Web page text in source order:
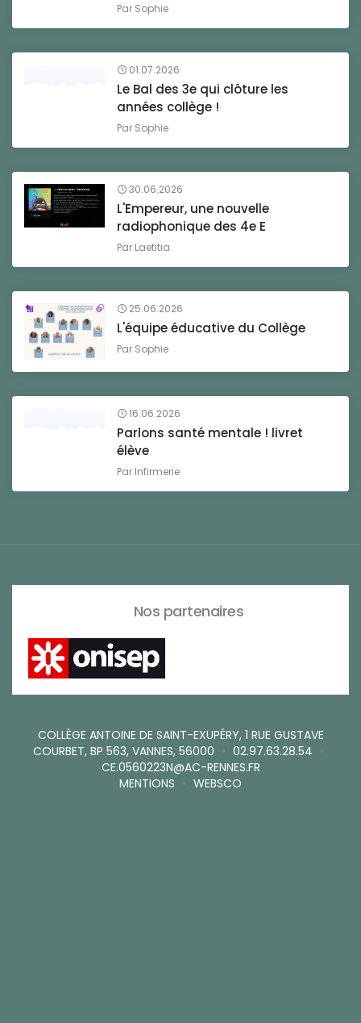
Par Sophie
01.07.2026
Le Bal des 3e qui clôture les
années collège !
Par Sophie
30.06.2026
L'Empereur, une nouvelle
radiophonique des 4e E
Par Laetitia
25.06.2026
L'équipe éducative du Collège
Par Sophie
16.06.2026
Parlons santé mentale ! livret
élève
Par Infirmerie
Nos partenaires
COLLÈGE ANTOINE DE SAINT-EXUPÉRY, 1 RUE GUSTAVE
COURBET, BP 563, VANNES, 56000 • 02.97.63.28.54 •
CE.0560223N@AC-RENNES.FR
MENTIONS • WEBSCO